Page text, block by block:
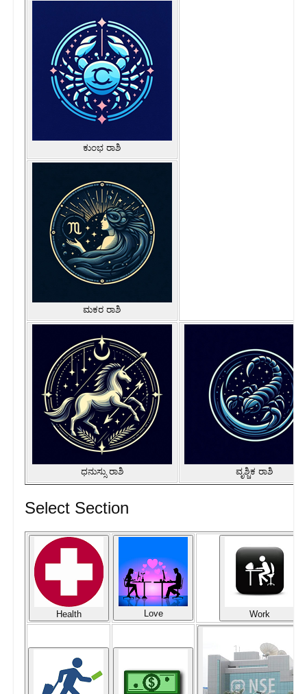
ಕುಂಭ ರಾಶಿ
ಮಕರ ರಾಶಿ
ಧನುಸ್ಸು ರಾಶಿ ವೃಶ್ಚಿಕ ರಾಶಿ
Select Section
Health Love Work